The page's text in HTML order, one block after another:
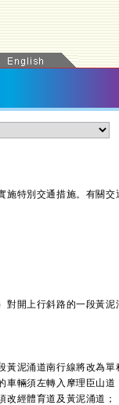
特別交通措施。有關交
上行斜路的一段黃泥
泥涌道南行線將改為單
輛須左轉入摩理臣山道
經體育道及黃泥涌道；